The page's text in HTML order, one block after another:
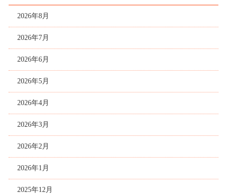
2026年8月
2026年7月
2026年6月
2026年5月
2026年4月
2026年3月
2026年2月
2026年1月
2025年12月